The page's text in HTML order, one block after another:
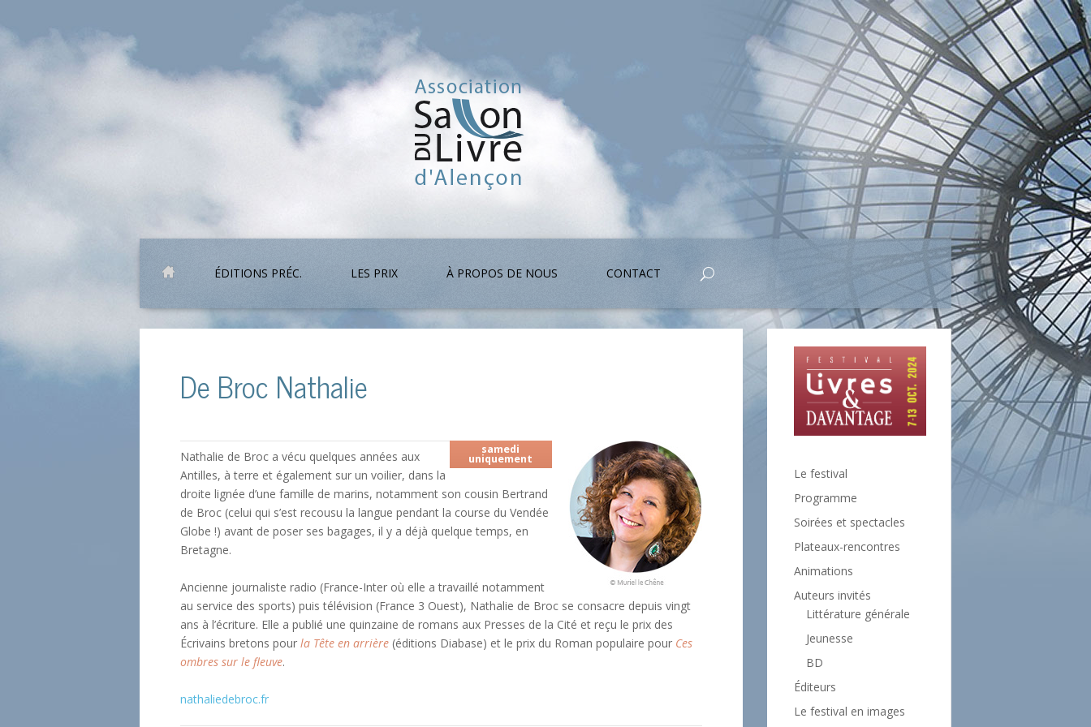
ÉDITIONS PRÉC. LES PRIX À PROPOS DE NOUS CONTACT
De Broc Nathalie
samedi
uniquement
Nathalie de Broc a vécu quelques années aux
Antilles, à terre et également sur un voilier, dans la
droite lignée d’une famille de marins, notamment son cousin Bertrand
de Broc (celui qui s’est recousu la langue pendant la course du Vendée
Globe !) avant de poser ses bagages, il y a déjà quelque temps, en
Bretagne.
Ancienne journaliste radio (France-Inter où elle a travaillé notamment
au service des sports) puis télévision (France 3 Ouest), Nathalie de Broc se consacre depuis vingt
ans à l’écriture. Elle a publié une quinzaine de romans aux Presses de la Cité et reçu le prix des
Écrivains bretons pour la Tête en arrière (éditions Diabase) et le prix du Roman populaire pour Ces
ombres sur le fleuve.
nathaliedebroc.fr
Le festival
Programme
Soirées et spectacles
Plateaux-rencontres
Animations
Auteurs invités
Littérature générale
Jeunesse
BD
Éditeurs
Le festival en images